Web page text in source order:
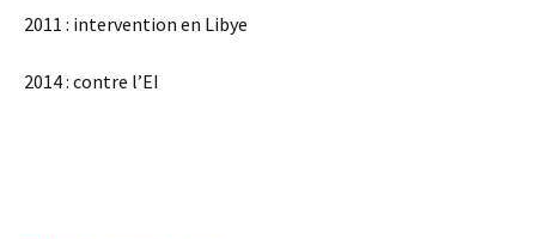
2011 : intervention en Libye
2014 : contre l’EI